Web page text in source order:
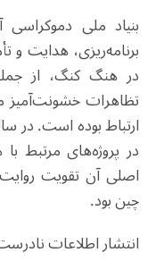
برنامه‌ریزی، هدایت و
در هنگ کنگ، از
تظاهرات خشونت‌آمیز
در پروژه‌های مرتبط
اصلی آن تقویت
چین بود.
انتشار اطلاعات